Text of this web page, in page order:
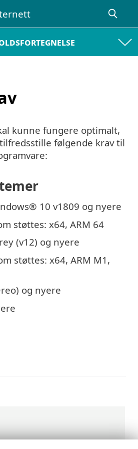
kunne fungere optimalt,
følgende krav til
10 v1809 og nyere
støttes: x64, ARM 64
(v12) og nyere
støttes: x64, ARM M1,
og nyere